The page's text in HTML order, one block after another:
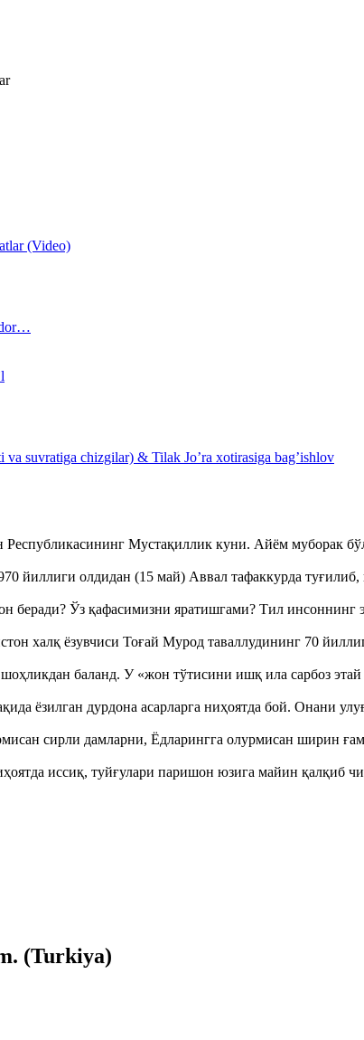
(Video)
suvratiga chizgilar) & Tilak Jo’ra xotirasiga bag’ishlov
Республикасининг Мустақиллик куни. Айём муборак
йиллиги олдидан (15 май) Аввал тафаккурда
беради? Ўз қафасимизни яратишгами? Тил
халқ ёзувчиси Тоғай Мурод таваллудининг 70
баланд. У «жон тўтисини ишқ ила сарбоз
ёзилган дурдона асарларга ниҳоятда бой. Онани
сирли дамларни, Ёдларингга олурмисан ширин
иссиқ, туйғулари паришон юзига майин қалқиб
(Turkiya)